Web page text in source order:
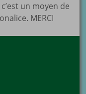
un moyen de
MERCI